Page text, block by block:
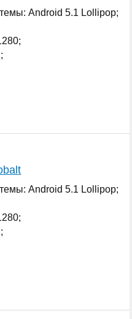
Android 5.1 Lollipop;
Android 5.1 Lollipop;